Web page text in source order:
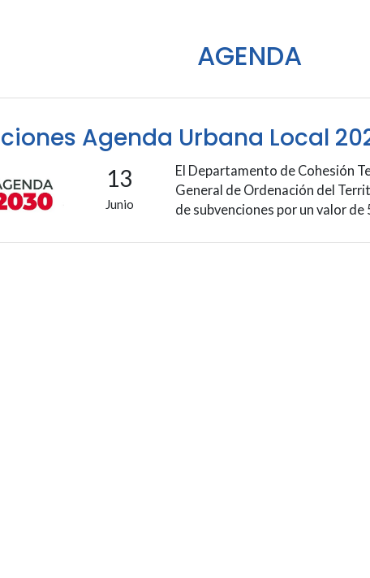
AGENDA
Agenda Urbana Local
13
Junio
El Departamento de Cohesión
General de Ordenación del
de subvenciones por un valor de